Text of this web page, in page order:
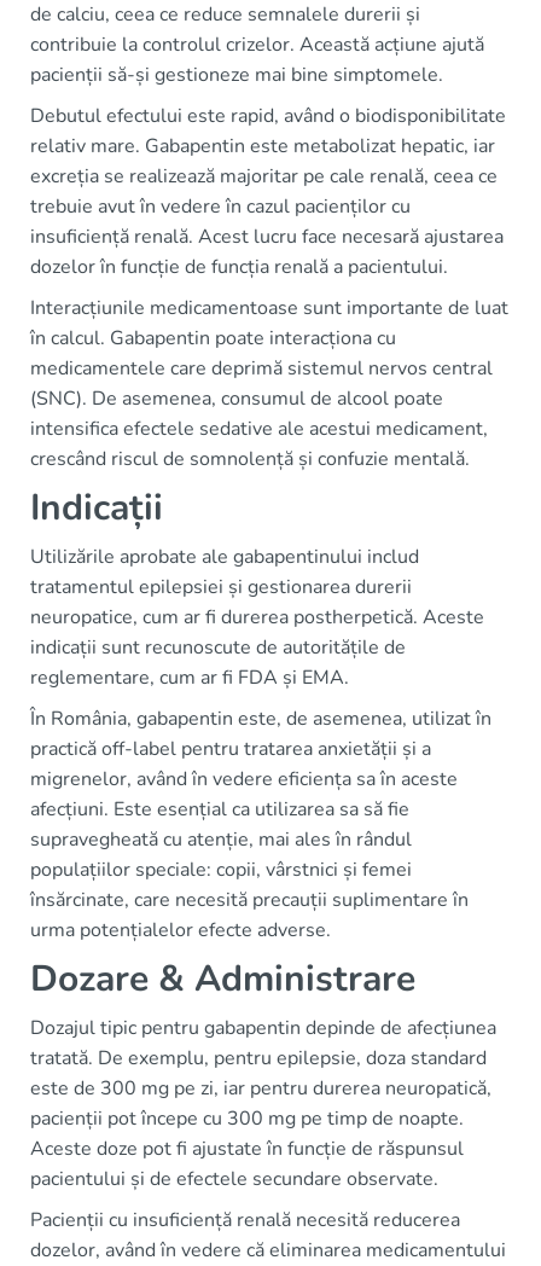
de calciu, ceea ce reduce semnalele durerii și
contribuie la controlul crizelor. Această acțiune ajută
pacienții să-și gestioneze mai bine simptomele.
Debutul efectului este rapid, având o biodisponibilitate
relativ mare. Gabapentin este metabolizat hepatic, iar
excreția se realizează majoritar pe cale renală, ceea ce
trebuie avut în vedere în cazul pacienților cu
insuficiență renală. Acest lucru face necesară ajustarea
dozelor în funcție de funcția renală a pacientului.
Interacțiunile medicamentoase sunt importante de luat
în calcul. Gabapentin poate interacționa cu
medicamentele care deprimă sistemul nervos central
(SNC). De asemenea, consumul de alcool poate
intensifica efectele sedative ale acestui medicament,
crescând riscul de somnolență și confuzie mentală.
Indicații
Utilizările aprobate ale gabapentinului includ
tratamentul epilepsiei și gestionarea durerii
neuropatice, cum ar fi durerea postherpetică. Aceste
indicații sunt recunoscute de autoritățile de
reglementare, cum ar fi FDA și EMA.
În România, gabapentin este, de asemenea, utilizat în
practică off-label pentru tratarea anxietății și a
migrenelor, având în vedere eficiența sa în aceste
afecțiuni. Este esențial ca utilizarea sa să fie
supravegheată cu atenție, mai ales în rândul
populațiilor speciale: copii, vârstnici și femei
însărcinate, care necesită precauții suplimentare în
urma potențialelor efecte adverse.
Dozare & Administrare
Dozajul tipic pentru gabapentin depinde de afecțiunea
tratată. De exemplu, pentru epilepsie, doza standard
este de 300 mg pe zi, iar pentru durerea neuropatică,
pacienții pot începe cu 300 mg pe timp de noapte.
Aceste doze pot fi ajustate în funcție de răspunsul
pacientului și de efectele secundare observate.
Pacienții cu insuficiență renală necesită reducerea
dozelor, având în vedere că eliminarea medicamentului